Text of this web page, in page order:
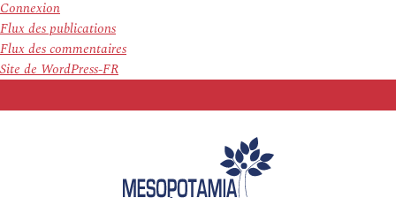
Connexion
Flux des publications
Flux des commentaires
Site de WordPress-FR